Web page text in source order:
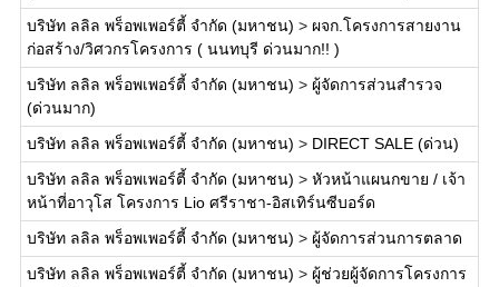
บริษัท ลลิล พร็อพเพอร์ตี้ จำกัด (มหาชน) > ผจก.โครงการสายงาน
ก่อสร้าง/วิศวกรโครงการ ( นนทบุรี ด่วนมาก!! )
บริษัท ลลิล พร็อพเพอร์ตี้ จำกัด (มหาชน) > ผู้จัดการส่วนสำรวจ
(ด่วนมาก)
บริษัท ลลิล พร็อพเพอร์ตี้ จำกัด (มหาชน) > DIRECT SALE (ด่วน)
บริษัท ลลิล พร็อพเพอร์ตี้ จำกัด (มหาชน) > หัวหน้าแผนกขาย / เจ้า
หน้าที่อาวุโส โครงการ Lio ศรีราชา-อิสเทิร์นซีบอร์ด
บริษัท ลลิล พร็อพเพอร์ตี้ จำกัด (มหาชน) > ผู้จัดการส่วนการตลาด
บริษัท ลลิล พร็อพเพอร์ตี้ จำกัด (มหาชน) > ผู้ช่วยผู้จัดการโครงการ